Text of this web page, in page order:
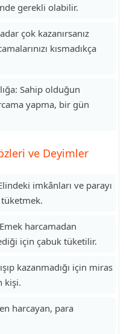
gerekli olabilir.
çok kazanırsanız
kısmadıkça
Sahip olduğun
yapma, bir gün
ve Deyimler
imkânları ve parayı
harcamadan
için çabuk tüketilir.
kazanmadığı için miras
kişi.
harcayan, para